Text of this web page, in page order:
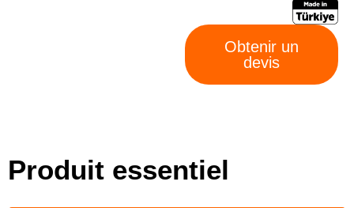
Obtenir un
devis
Produit essentiel